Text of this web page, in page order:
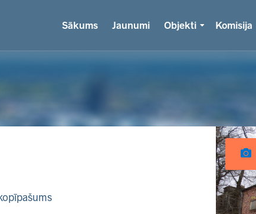
Sākums Jaunumi Objekti Komisija